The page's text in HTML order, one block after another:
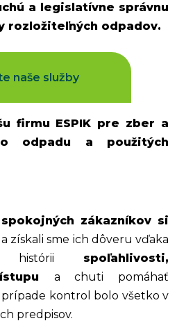
a legislatívne správnu
rozložiteľných odpadov.
naše služby
firmu ESPIK pre zber a
odpadu a použitých
zákazníkov si
a získali sme ich dôveru vďaka
histórii spoľahlivosti,
a chuti pomáhať
kontrol bolo všetko v
predpisov.